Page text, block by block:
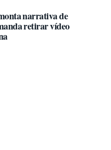
narrativa de
retirar vídeo